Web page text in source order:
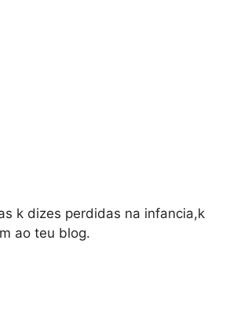
k dizes perdidas na infancia,k
ao teu blog.